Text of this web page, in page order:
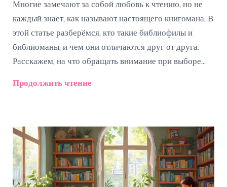
Многие замечают за собой любовь к чтению, но не
каждый знает, как называют настоящего книгомана. В
этой статье разберёмся, кто такие библиофилы и
библиоманы, и чем они отличаются друг от друга.
Расскажем, на что обращать внимание при выборе
неожиданными фактами о лучших читательских
выбора. Всё — простыми словами, без сложных
терминов.
Продолжить чтение